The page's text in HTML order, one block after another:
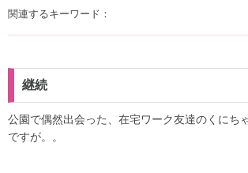
関連するキーワード：
継続
公園で偶然出会った、在宅ワーク友達のくにち
ですが。。